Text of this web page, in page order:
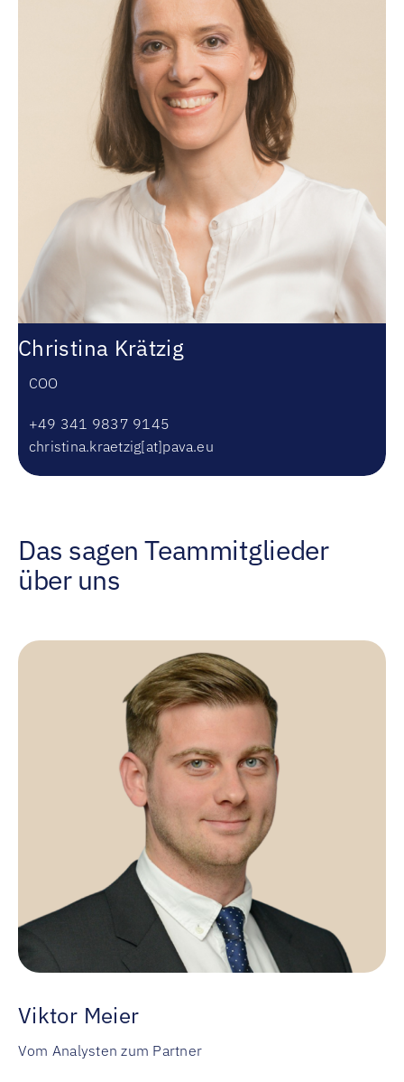
Christina Krätzig
COO
+49 341 9837 9145
christina.kraetzig[at]pava.eu
Das sagen Teammitglieder
über uns
Viktor Meier
Vom Analysten zum Partner